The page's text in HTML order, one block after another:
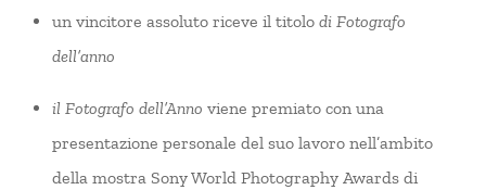
un vincitore assoluto riceve il titolo di Fotografo
dell’anno
il Fotografo dell’Anno viene premiato con una
presentazione personale del suo lavoro nell’ambito
della mostra Sony World Photography Awards di